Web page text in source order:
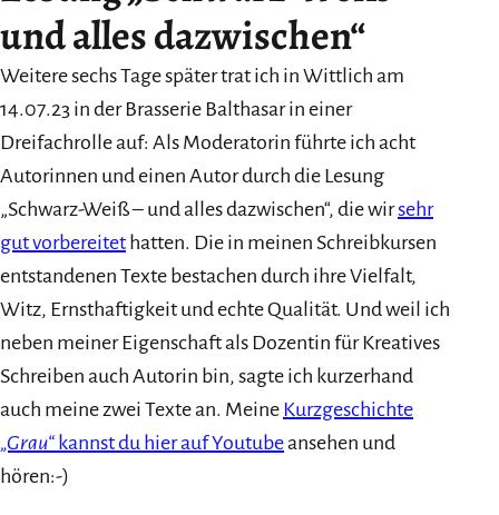
und alles dazwischen“
Weitere sechs Tage später trat ich in Wittlich am
14.07.23 in der Brasserie Balthasar in einer
Dreifachrolle auf: Als Moderatorin führte ich acht
Autorinnen und einen Autor durch die Lesung
„Schwarz-Weiß – und alles dazwischen“, die wirsehr
gut vorbereitet hatten. Die in meinen Schreibkursen
entstandenen Texte bestachen durch ihre Vielfalt,
Witz, Ernsthaftigkeit und echte Qualität. Und weil ich
neben meiner Eigenschaft als Dozentin für Kreatives
Schreiben auch Autorin bin, sagte ich kurzerhand
auch meine zwei Texte an. Meine Kurzgeschichte
„Grau“ kannst du hier auf Youtubeansehen und
hören:-)